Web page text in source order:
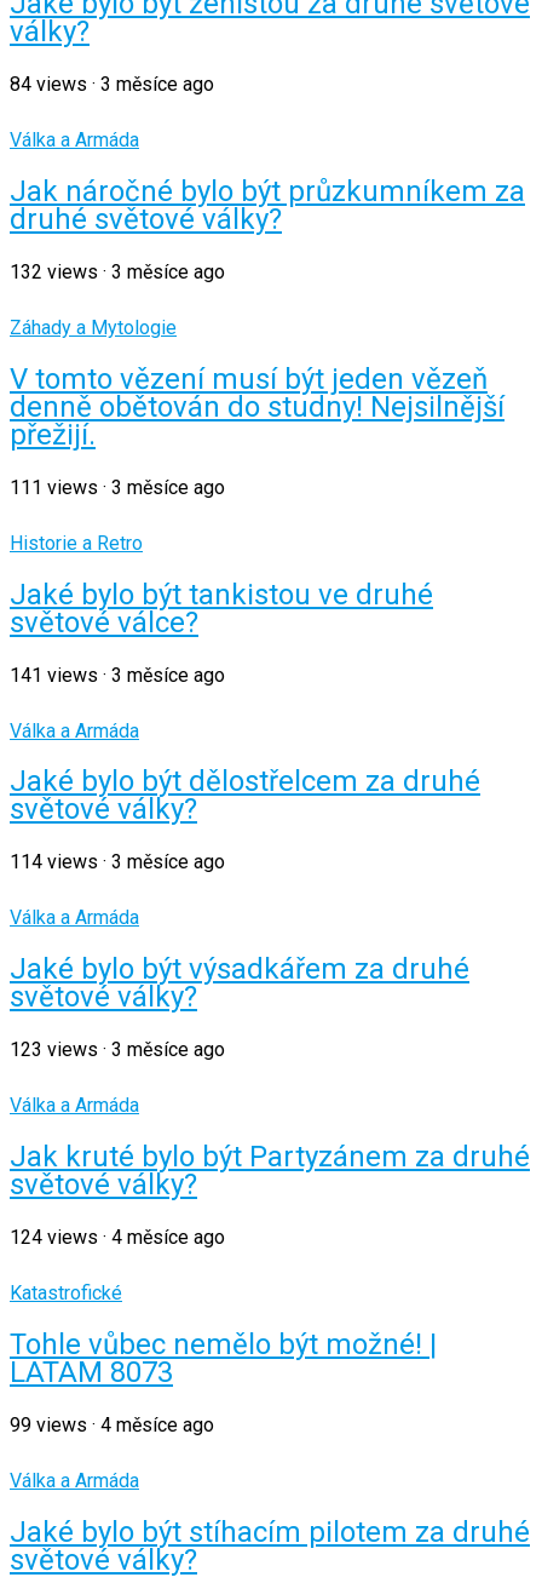
války?
84 views · 3 měsíce ago
Válka a Armáda
Jak náročné bylo být průzkumníkem za
druhé světové války?
132 views · 3 měsíce ago
Záhady a Mytologie
V tomto vězení musí být jeden vězeň
denně obětován do studny! Nejsilnější
přežijí.
111 views · 3 měsíce ago
Historie a Retro
Jaké bylo být tankistou ve druhé
světové válce?
141 views · 3 měsíce ago
Válka a Armáda
Jaké bylo být dělostřelcem za druhé
světové války?
114 views · 3 měsíce ago
Válka a Armáda
Jaké bylo být výsadkářem za druhé
světové války?
123 views · 3 měsíce ago
Válka a Armáda
Jak kruté bylo být Partyzánem za druhé
světové války?
124 views · 4 měsíce ago
Katastrofické
Tohle vůbec nemělo být možné! |
LATAM 8073
99 views · 4 měsíce ago
Válka a Armáda
Jaké bylo být stíhacím pilotem za druhé
světové války?